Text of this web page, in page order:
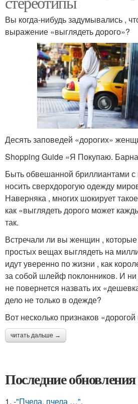
Вы когда-нибудь задумывались ,
выражение «выглядеть дорого»?
Десять заповедей «дорогих»
Shopping Guide «Я Покупаю.
Быть обвешанной бриллиантами с
носить сверхдорогую одежду
Наверняка , многих шокирует
как «выглядеть дорого может
так.
Встречали ли вы женщин ,
простых вещах выглядеть на
идут уверенно по жизни , как
за собой шлейф поклонников. И ни
не повернется назвать их
дело не только в одежде?
Вот несколько признаков
читать дальше →
Последние обновления
1. -"Пчела, пчела …".